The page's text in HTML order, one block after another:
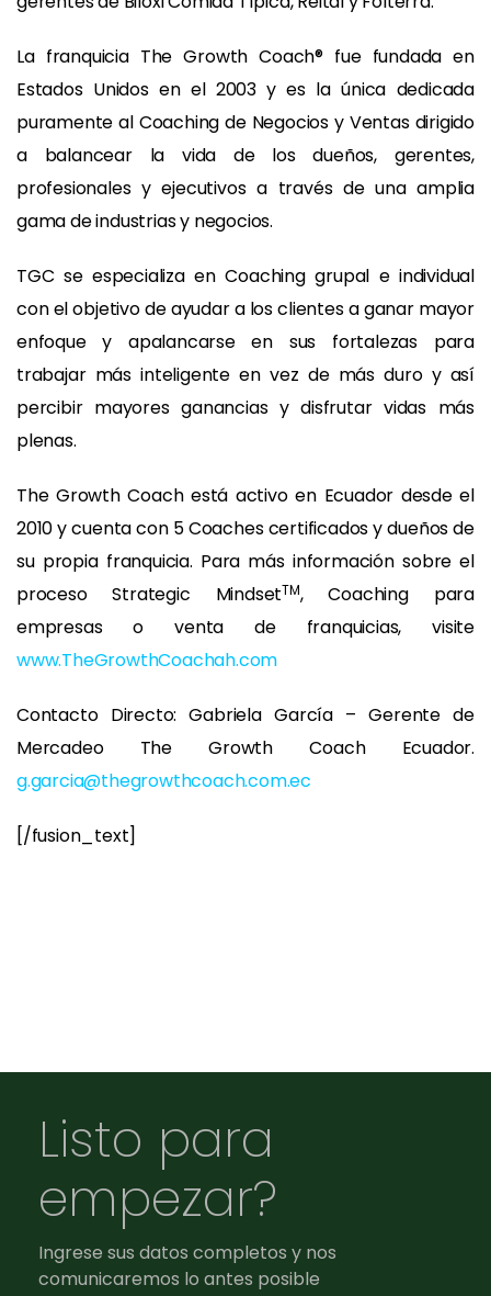
La franquicia The Growth Coach® fue fundada en
Estados Unidos en el 2003 y es la única dedicada
puramente al Coaching de Negocios y Ventas dirigido
a balancear la vida de los dueños, gerentes,
profesionales y ejecutivos a través de una amplia
gama de industrias y negocios.
TGC se especializa en Coaching grupal e individual
con el objetivo de ayudar a los clientes a ganar mayor
enfoque y apalancarse en sus fortalezas para
trabajar más inteligente en vez de más duro y así
percibir mayores ganancias y disfrutar vidas más
plenas.
The Growth Coach está activo en Ecuador desde el
2010 y cuenta con 5 Coaches certificados y dueños de
su propia franquicia. Para más información sobre el
proceso Strategic MindsetTM, Coaching para
empresas o venta de franquicias, visite
www.TheGrowthCoachah.com
Contacto Directo: Gabriela García – Gerente de
Mercadeo The Growth Coach Ecuador.
g.garcia@thegrowthcoach.com.ec
[/fusion_text]
Listo para
empezar?
Ingrese sus datos completos y nos
comunicaremos lo antes posible